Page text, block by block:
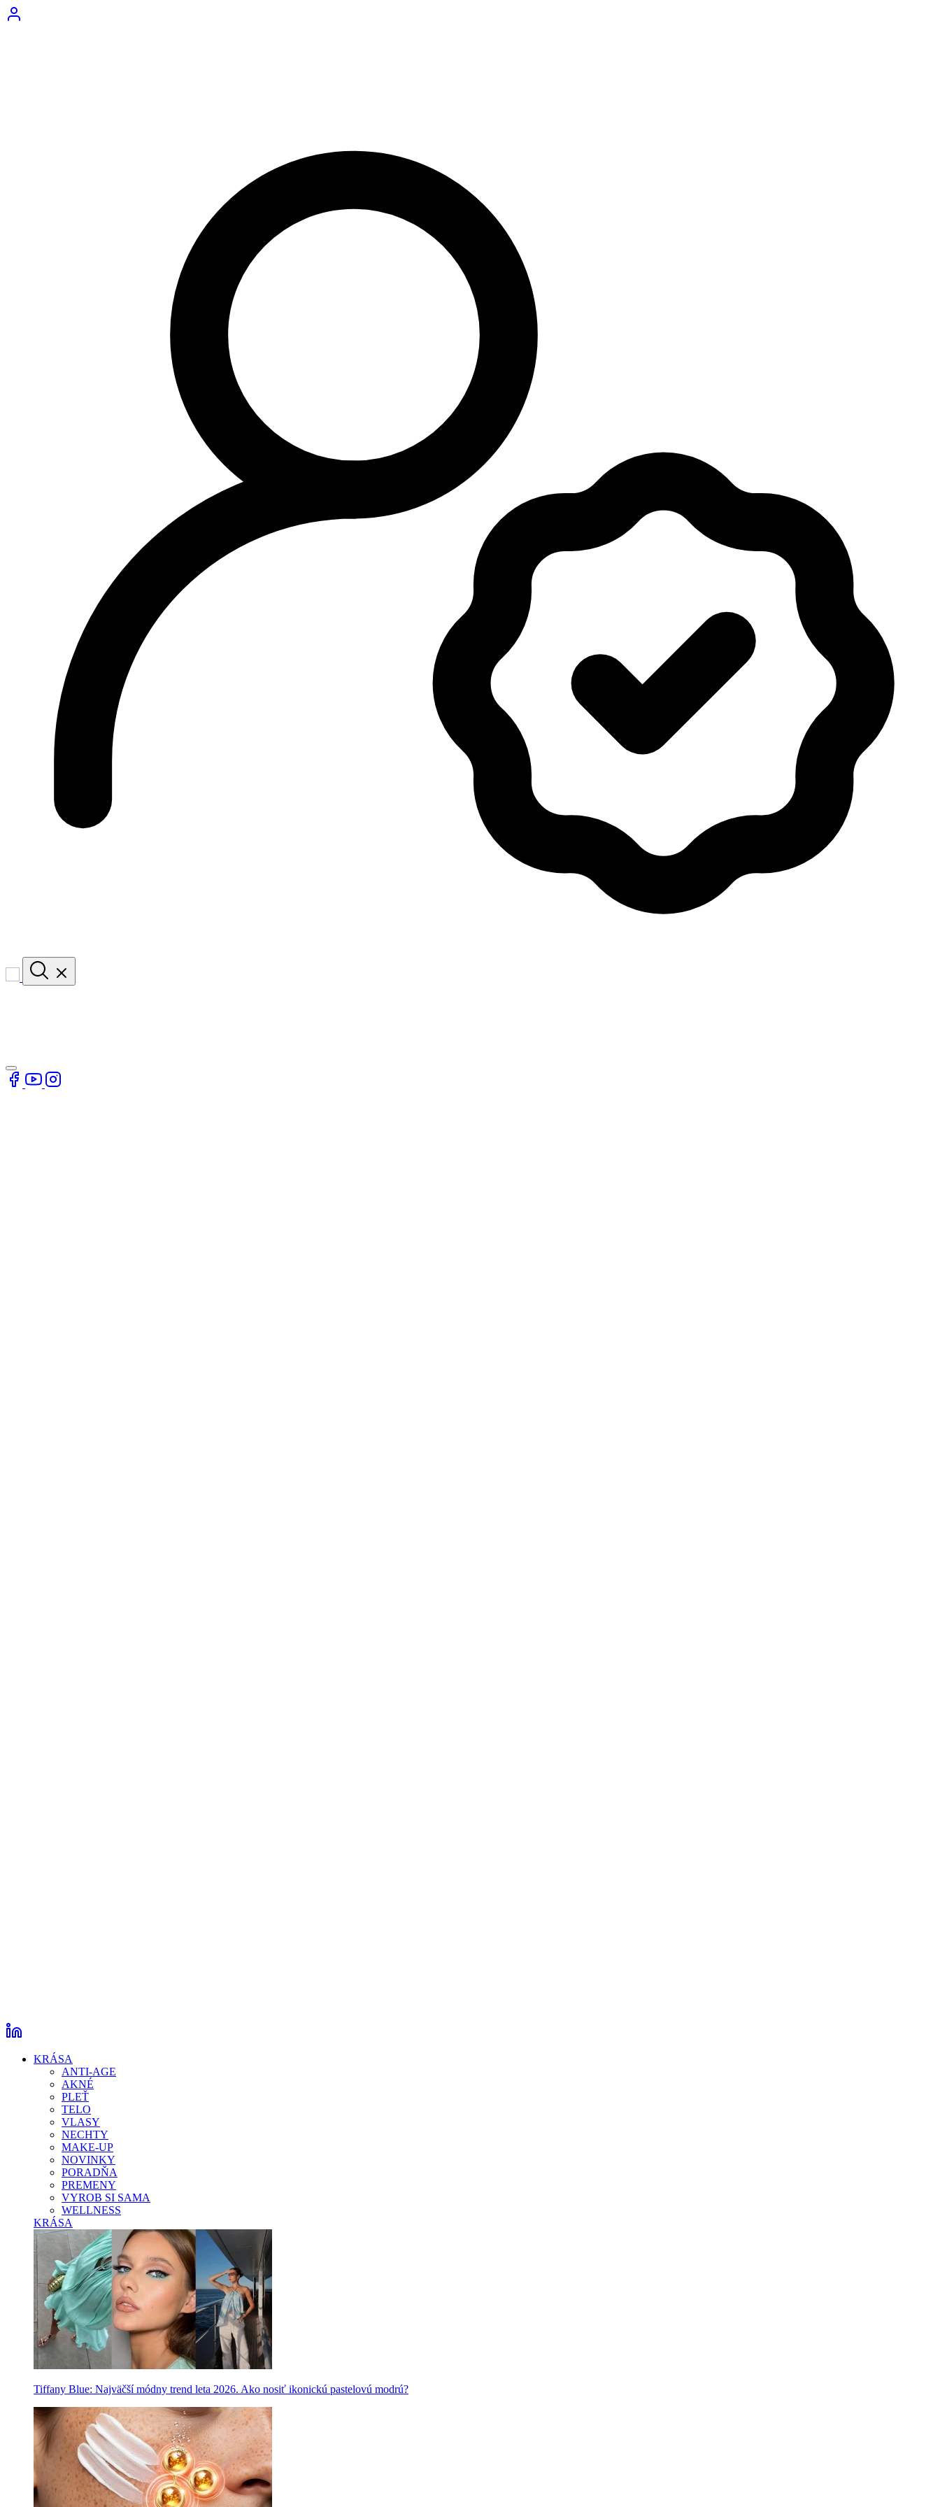
KRÁSA
ANTI-AGE
AKNÉ
PLEŤ
TELO
VLASY
NECHTY
MAKE-UP
NOVINKY
PORADŇA
PREMENY
VYROB SI SAMA
WELLNESS
KRÁSA
Tiffany Blue: Najväčší módny trend leta 2026. Ako nosiť ikonickú pastelovú modrú?